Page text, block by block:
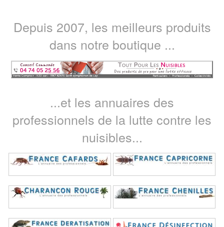
Depuis 2007, les meilleurs produits
dans notre boutique ...
...et les annuaires des
professionnels de la lutte contre les
nuisibles...